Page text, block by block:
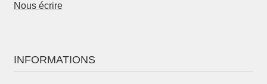
Nous écrire
INFORMATIONS